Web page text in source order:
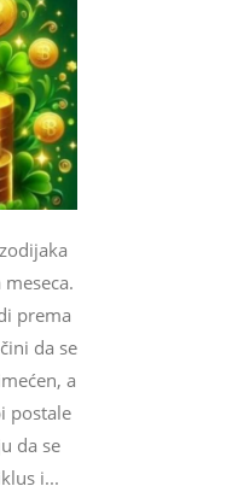
prema
da se
a
postale
da se
i...